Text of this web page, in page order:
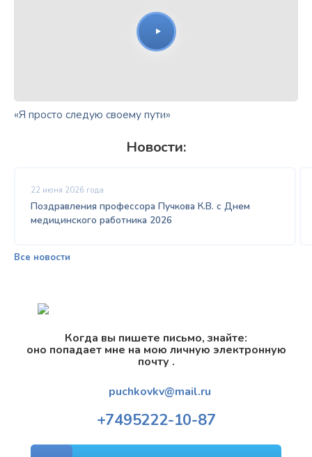
«Я просто следую своему пути»
Новости:
22 июня 2026 года
Поздравления профессора Пучкова К.В. с Днем
медицинского работника 2026
Все новости
Когда вы пишете письмо, знайте:
оно попадает мне на мою личную электронную
почту .
puchkovkv@mail.ru
+7495222-10-87